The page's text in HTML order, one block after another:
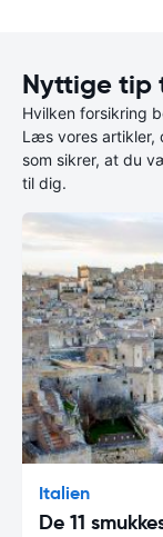
Nyttige tip
Hvilken forsikring
Læs vores artikler,
som sikrer, at du
til dig.
Italien
De 11